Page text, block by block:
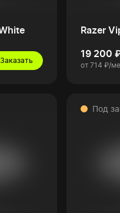
Заказать
Razer
19 200
от 714 ₽/
Под